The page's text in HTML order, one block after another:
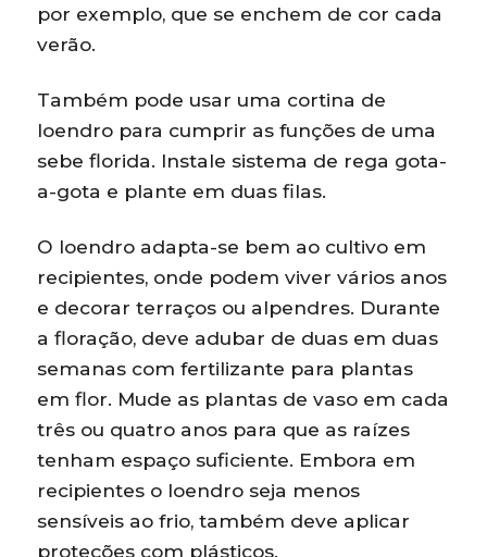
por exemplo, que se enchem de cor cada
verão.
Também pode usar uma cortina de
loendro para cumprir as funções de uma
sebe florida. Instale sistema de rega gota-
a-gota e plante em duas filas.
O loendro adapta-se bem ao cultivo em
recipientes, onde podem viver vários anos
e decorar terraços ou alpendres. Durante
a floração, deve adubar de duas em duas
semanas com fertilizante para plantas
em flor. Mude as plantas de vaso em cada
três ou quatro anos para que as raízes
tenham espaço suficiente. Embora em
recipientes o loendro seja menos
sensíveis ao frio, também deve aplicar
proteções com plásticos.